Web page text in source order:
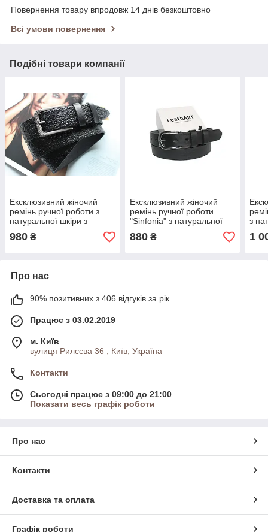
Повернення товару впродовж 14 днів безкоштовно
Всі умови повернення
Подібні товари компанії
Ексклюзивний жіночий
ремінь ручної роботи з
натуральної шкіри з
тисненням «краплі»
(чорний)
980 ₴
Ексклюзивний жіночий
ремінь ручної роботи
"Sinfonia" з натуральної
чорної шкіри
880₴
з
1
Про нас
90% позитивних з 406 відгуків за рік
Працює з 03.02.2019
м. Київ
вулиця Рилєєва 36 , Київ, Україна
Контакти
Сьогодні працює з 09:00 до 21:00
Показати весь графік роботи
Про нас
Контакти
Доставка та оплата
Графік роботи